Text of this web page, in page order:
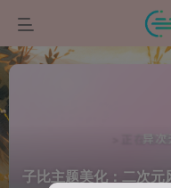
子比主题美化：二次元